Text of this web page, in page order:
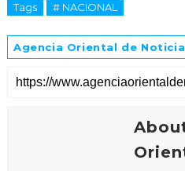
Tags # NACIONAL
Agencia Oriental de